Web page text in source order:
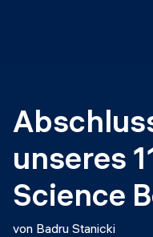
VOLLZEITPROGRAMME
Data Science
Web-
TEILZEITROGRAMME
Weiterbildung /
Consulting
unseres
Science
von Badru Stanicki